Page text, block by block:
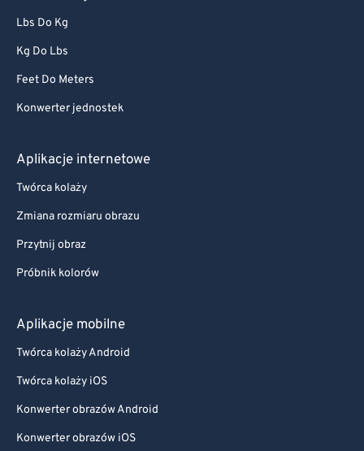
Lbs Do Kg
Kg Do Lbs
Feet Do Meters
Konwerter jednostek
Aplikacje internetowe
Twórca kolaży
Zmiana rozmiaru obrazu
Przytnij obraz
Próbnik kolorów
Aplikacje mobilne
Twórca kolaży Android
Twórca kolaży iOS
Konwerter obrazów Android
Konwerter obrazów iOS